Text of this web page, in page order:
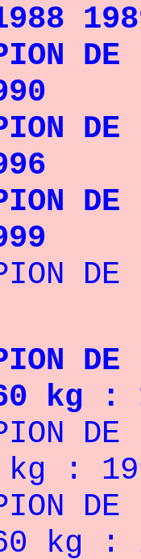
DE
kg :
:
DE
kg :